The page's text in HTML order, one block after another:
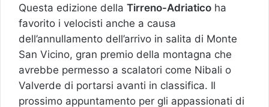
Questa edizione della Tirreno-Adriatico ha
favorito i velocisti anche a causa
dell’annullamento dell’arrivo in salita di Monte
San Vicino, gran premio della montagna che
avrebbe permesso a scalatori come Nibali o
Valverde di portarsi avanti in classifica. Il
prossimo appuntamento per gli appassionati di